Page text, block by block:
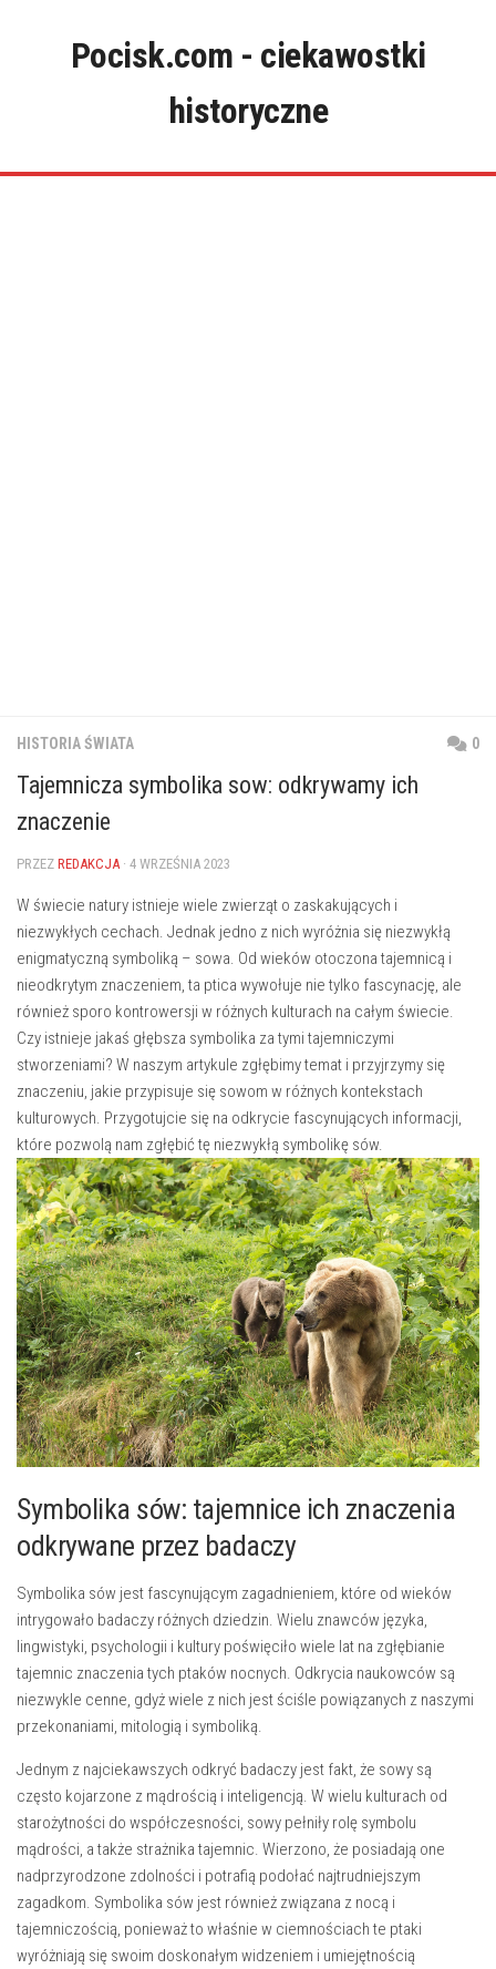
Pocisk.com - ciekawostki
historyczne
HISTORIA ŚWIATA 0
Tajemnicza symbolika sow: odkrywamy ich
znaczenie
PRZEZ REDAKCJA · 4 WRZEŚNIA 2023
W ⁣świecie natury istnieje wiele zwierząt o zaskakujących i
niezwykłych cechach. Jednak jedno z nich ​wyróżnia ‌się​ niezwykłą
⁤enigmatyczną symboliką‌ – sowa.​ Od wieków otoczona tajemnicą i
nieodkrytym znaczeniem, ta ptica ⁣wywołuje‌ nie tylko fascynację, ale
również sporo kontrowersji w ‍różnych kulturach na całym świecie.
Czy istnieje jakaś głębsza symbolika za tymi tajemniczymi
stworzeniami? W naszym artykule ‌zgłębimy temat i przyjrzymy się
znaczeniu,‌ jakie przypisuje się sowom w różnych ‌kontekstach⁣
kulturowych. Przygotujcie się na odkrycie fascynujących informacji,⁤
które pozwolą​ nam zgłębić tę niezwykłą symbolikę sów.
Symbolika sów: tajemnice ich znaczenia
odkrywane ⁣przez badaczy
Symbolika sów jest fascynującym ⁢zagadnieniem, ⁢które od wieków
intrygowało badaczy różnych dziedzin. Wielu znawców języka,
lingwistyki, psychologii‍ i kultury‌ poświęciło wiele lat na zgłębianie
tajemnic znaczenia tych ptaków nocnych.⁤ Odkrycia naukowców⁣ są⁢
niezwykle cenne, ‌gdyż wiele z ⁣nich jest ściśle⁤ powiązanych z​ naszymi
przekonaniami, mitologią i symboliką.
Jednym z ⁢najciekawszych odkryć‌ badaczy jest fakt, że sowy⁤ są
często kojarzone z mądrością i inteligencją. W wielu kulturach od
starożytności do współczesności, ⁤sowy pełniły rolę symbolu
mądrości, a także strażnika tajemnic. Wierzono, że posiadają one
nadprzyrodzone ⁤zdolności⁤ i potrafią podołać najtrudniejszym‌
zagadkom. Symbolika sów jest również związana z nocą⁤ i‌
tajemniczością, ponieważ ⁣to ⁣właśnie⁢ w ciemnościach⁤ te ptaki
wyróżniają się swoim doskonałym widzeniem i umiejętnością